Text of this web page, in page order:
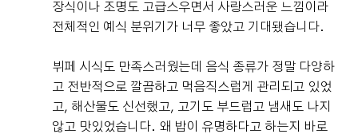
장식이나 조명도 고급스우면서 사랑스러운 느낌이라
전체적인 예식 분위기가 너무 좋았고 기대됐습니다.
뷔페 시식도 만족스러웠는데 음식 종류가 정말 다양하
고 전반적으로 깔끔하고 먹음직스럽게 관리되고 있었
고, 해산물도 신선했고, 고기도 부드럽고 냄새도 나지
않고 맛있었습니다. 왜 밥이 유명하다고 하는지 바로